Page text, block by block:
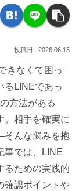
2026.06.15
きなくて困っ
るLINEであっ
方法がある
。相手を確実に
そんな悩みを抱
事では、LINE
るための実践的
確認ポイントや